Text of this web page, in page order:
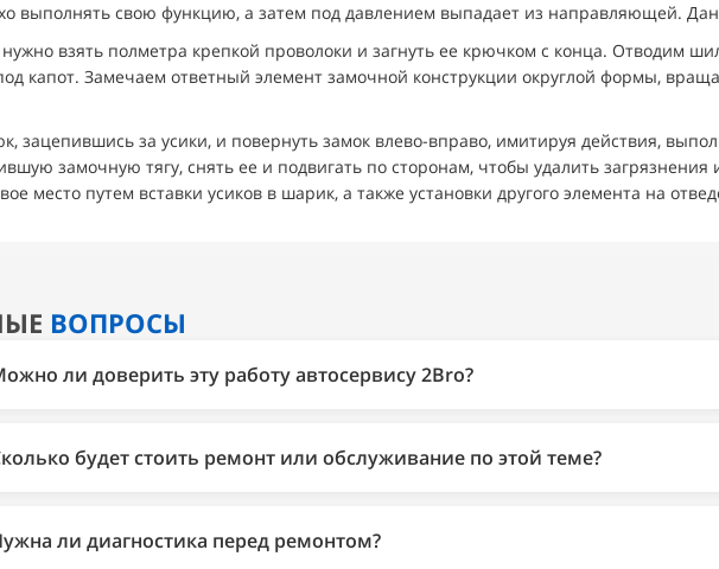
выполнять свою функцию, а затем под давлением выпадает из направляющей.
взять полметра крепкой проволоки и загнуть ее крючком с конца. Отводим
капот. Замечаем ответный элемент замочной конструкции округлой формы,
зацепившись за усики, и повернуть замок влево-вправо, имитируя действия,
замочную тягу, снять ее и подвигать по сторонам, чтобы удалить
место путем вставки усиков в шарик, а также установки другого элемента на
ВОПРОСЫ
ли доверить эту работу автосервису 2Bro?
до ремонта двигателя, АКПП, подвески и электрики. На все работы
будет стоить ремонт или обслуживание по этой теме?
разделе услуг, а точную сумму мастер назовёт после диагностики.
ли диагностика перед ремонтом?